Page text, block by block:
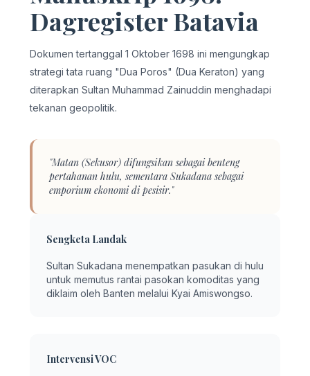
Dagregister Batavia
Dokumen tertanggal 1 Oktober 1698 ini mengungkap
strategi tata ruang "Dua Poros" (Dua Keraton) yang
diterapkan Sultan Muhammad Zainuddin menghadapi
tekanan geopolitik.
"Matan (Sekusor) difungsikan sebagai benteng
pertahanan hulu, sementara Sukadana sebagai
emporium ekonomi di pesisir."
Sengketa Landak
Sultan Sukadana menempatkan pasukan di hulu
untuk memutus rantai pasokan komoditas yang
diklaim oleh Banten melalui Kyai Amiswongso.
Intervensi VOC